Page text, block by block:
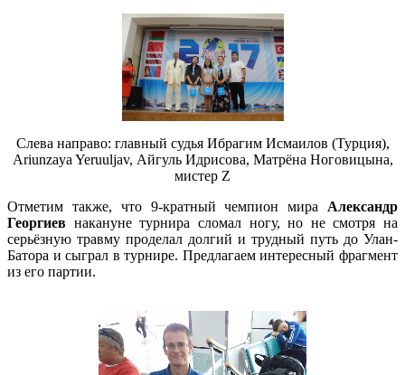
Слева направо: главный судья Ибрагим Исмаилов (Турция),
Ariunzaya Yeruuljav, Айгуль Идрисова, Матрёна Ноговицына,
мистер Z
Отметим также, что 9-кратный чемпион мира Александр
Георгиев накануне турнира сломал ногу, но не смотря на
серьёзную травму проделал долгий и трудный путь до Улан-
Батора и сыграл в турнире. Предлагаем интересный фрагмент
из его партии.